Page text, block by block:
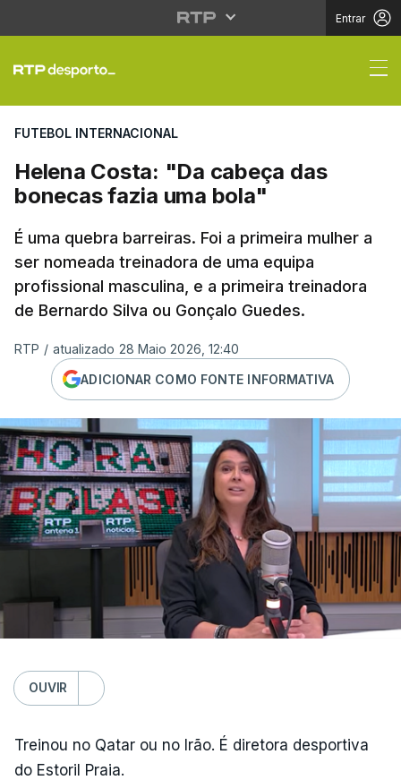
Entrar
Helena Costa: "Da
FUTEBOL INTERNACIONAL
Helena Costa: "Da cabeça das
bonecas fazia uma bola"
É uma quebra barreiras. Foi a primeira mulher a
ser nomeada treinadora de uma equipa
profissional masculina, e a primeira treinadora
de Bernardo Silva ou Gonçalo Guedes.
RTP / atualizado 28 Maio 2026, 12:40
ADICIONAR COMO FONTE INFORMATIVA
OUVIR
Treinou no Qatar ou no Irão. É diretora desportiva
do Estoril Praia.